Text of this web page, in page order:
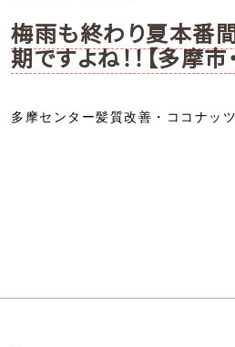
梅雨も終わり夏本番
期ですよね！！【多摩
多摩センター髪質改善・ココナッ